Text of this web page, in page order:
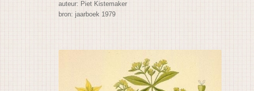
auteur: Piet Kistemaker
bron: jaarboek 1979